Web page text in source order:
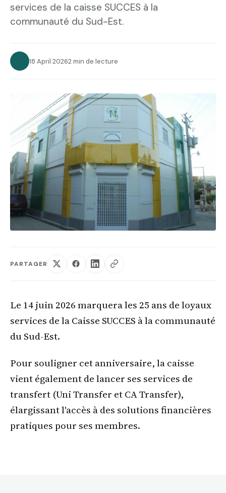
services de la caisse SUCCES à la
communauté du Sud-Est.
18 April 20262 min de lecture
PARTAGER
Le 14 juin 2026 marquera les 25 ans de loyaux
services de la Caisse SUCCES à la communauté
du Sud-Est.
Pour souligner cet anniversaire, la caisse
vient également de lancer ses services de
transfert (Uni Transfer et CA Transfer),
élargissant l'accès à des solutions financières
pratiques pour ses membres.